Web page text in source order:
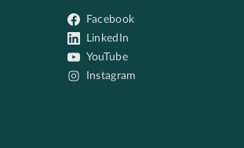
Facebook
LinkedIn
YouTube
Instagram